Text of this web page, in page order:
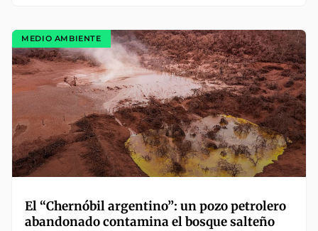
MEDIO AMBIENTE
El “Chernóbil argentino”: un pozo petrolero
abandonado contamina el bosque salteño